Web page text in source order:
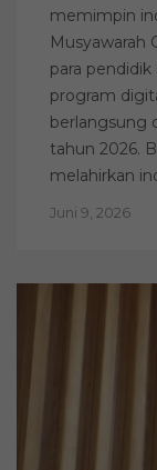
memimpin
Musyawarah
para
program
berlangsung
tahun 2026.
melahirkan
Juni 9, 2026